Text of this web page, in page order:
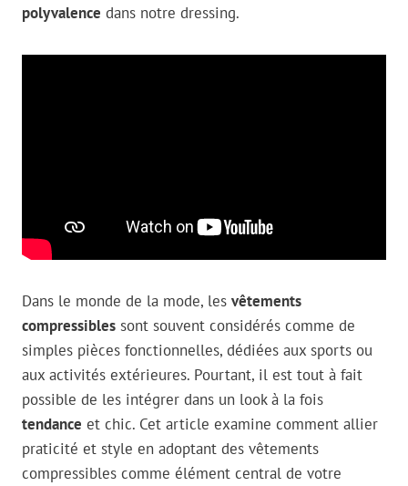
polyvalence dans notre dressing.
Dans le monde de la mode, les vêtements
compressibles sont souvent considérés comme de
simples pièces fonctionnelles, dédiées aux sports ou
aux activités extérieures. Pourtant, il est tout à fait
possible de les intégrer dans un look à la fois
tendance et chic. Cet article examine comment allier
praticité et style en adoptant des vêtements
compressibles comme élément central de votre